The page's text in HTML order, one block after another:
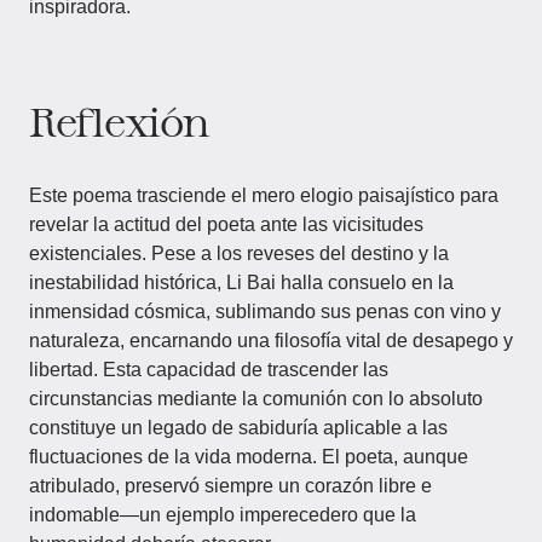
inspiradora.
Reflexión
Este poema trasciende el mero elogio paisajístico para
revelar la actitud del poeta ante las vicisitudes
existenciales. Pese a los reveses del destino y la
inestabilidad histórica, Li Bai halla consuelo en la
inmensidad cósmica, sublimando sus penas con vino y
naturaleza, encarnando una filosofía vital de desapego y
libertad. Esta capacidad de trascender las
circunstancias mediante la comunión con lo absoluto
constituye un legado de sabiduría aplicable a las
fluctuaciones de la vida moderna. El poeta, aunque
atribulado, preservó siempre un corazón libre e
indomable—un ejemplo imperecedero que la